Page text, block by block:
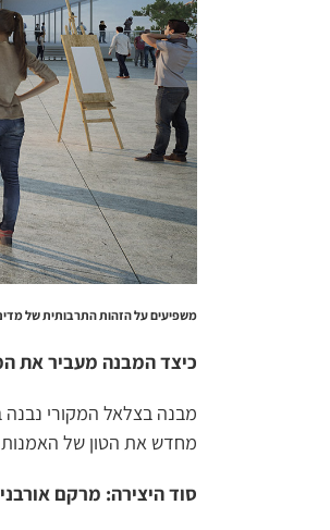
משפיעים על הזהות התרבותית של
כיצד המבנה מעביר את
מחדש את הטון של האמנות
סוד היצירה: מרקם